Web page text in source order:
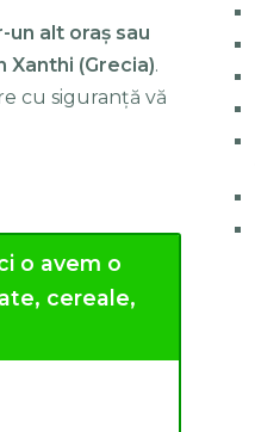
alt oraș sau
(Grecia).
cu siguranță vă
o avem o
cereale,